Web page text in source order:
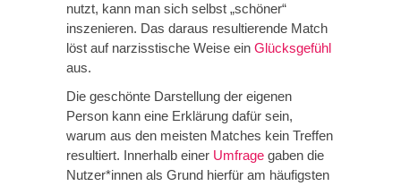
nutzt, kann man sich selbst „schöner“
inszenieren. Das daraus resultierende Match
löst auf narzisstische Weise ein Glücksgefühl
aus.
Die geschönte Darstellung der eigenen
Person kann eine Erklärung dafür sein,
warum aus den meisten Matches kein Treffen
resultiert. Innerhalb einer Umfrage gaben die
Nutzer*innen als Grund hierfür am häufigsten